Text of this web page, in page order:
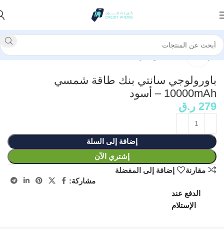
الرئيسية بنك طاقة وبطارية
انقر للتكبير
باورولوجي سانتي بنك طاقة شمسي
10000mAh – أسود
279 ر.ق
إضافة إلى السلة
إشتري الآن
مقارنة
إضافة إلى المفضلة
مشاركة:
الدفع عند
الإستلام